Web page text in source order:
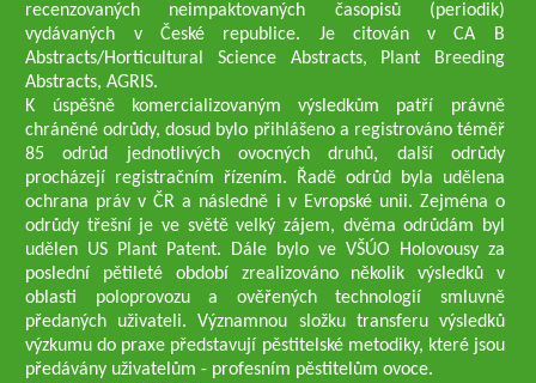
recenzovaných neimpaktovaných časopisů (periodik)
vydávaných v České republice. Je citován v CA B
Abstracts/Horticultural Science Abstracts, Plant Breeding
Abstracts, AGRIS.
K úspěšně komercializovaným výsledkům patří právně
chráněné odrůdy, dosud bylo přihlášeno a registrováno téměř
85 odrůd jednotlivých ovocných druhů, další odrůdy
procházejí registračním řízením. Řadě odrůd byla udělena
ochrana práv v ČR a následně i v Evropské unii. Zejména o
odrůdy třešní je ve světě velký zájem, dvěma odrůdám byl
udělen US Plant Patent. Dále bylo ve VŠÚO Holovousy za
poslední pětileté období zrealizováno několik výsledků v
oblasti poloprovozu a ověřených technologií smluvně
předaných uživateli. Významnou složku transferu výsledků
výzkumu do praxe představují pěstitelské metodiky, které jsou
předávány uživatelům - profesním pěstitelům ovoce.